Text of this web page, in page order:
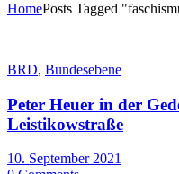
HomePosts Tagged
BRD, Bundesebene
Peter Heuer in der
Leistikowstraße
10. September 2021